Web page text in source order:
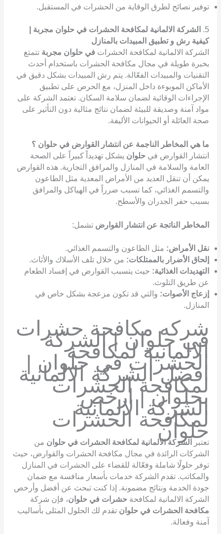
توفير نصائح لطرق الوقاية من الحشرات في المستقبل.
5.
الشركة الالمانية لمكافحة الحشرات في حلوان مجربة |
كيفية رش و تطبيق المبيدات بالمنازل
الشركة الالمانية لمكافحة الحشرات في حلوان مجربة تتمتع
بخبرة طويلة في مجال مكافحة الحشرات باستخدام أحدث
التقنيات والمبيدات الفعّالة. يتم رش المبيدات بشكل دقيق في
الأماكن الموبوءة داخل المنزل، مع الحرص على تطبيق
الإجراءات الوقائية لضمان سلامة السكان. تعتمد الشركة على
مواد آمنة وصديقة للبيئة لضمان نتائج مثالية دون التأثير على
صحة العائلة أو الحيوانات الأليفة.
ما هي المخاطر الناجمة عن انتشار القوارض في حلوان ؟
انتشار القوارض في حلوان يشكل تهديداً كبيراً على الصحة
العامة والسلامة في المنازل والمرافق التجارية. هذه القوارض
يمكن أن تنقل العديد من الأمراض المعدية مثل الطاعون
والتسمم الغذائي، كما تسبب ضرراً في الهياكل والمرافق
بسبب حفر الجدران والأسطح.
المخاطر الناتجة عن انتشار القوارض تشمل:
نقل الأمراض: مثل الطاعون والتسمم الغذائي.
إلحاق الأضرار بالممتلكات: من خلال تلف الأسلاك والأثاث.
التهديدات الغذائية: حيث يتسبب القوارض في إفساد الطعام
عن طريق التلوث.
إزعاج الأصوات: والتي قد تكون مزعجة بشكل خاص في
المنازل.
شركه مكافحة حشرات
في حلوان | الشركة
الالمانية لمكافحة
الحشرات في حلوان |
افضل الشركة الالمانية
لمكافحة الحشرات
بحلوان | ارخص
الشركة الالمانية
لمكافحة الحشرات
حلوان
تعتبر الشركة الالمانية لمكافحة الحشرات في حلوان من
الشركات الرائدة في مجال مكافحة الحشرات والقوارض، حيث
توفر حلولًا شاملة وفعّالة للقضاء على الحشرات في المنازل
والمكاتب. تقدم الشركة خدمات بأسعار منافسة مع ضمان
جودة الخدمة ونتائج مضمونة. إذا كنت تبحث عن أفضل وأرخص
الشركة الالمانية لمكافحة حشرات في حلوان، فإن شركة
مكافحة الحشرات في حلوان تقدم لك الحلول المثلى بأساليب
آمنة وفعالة.